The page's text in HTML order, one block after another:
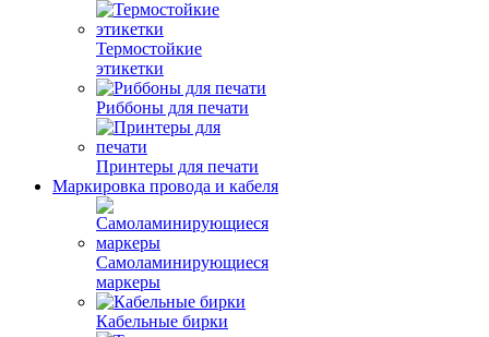
Термостойкие
этикетки
Риббоны для печати
Принтеры для печати
Маркировка провода и кабеля
Самоламинирующиеся
маркеры
Кабельные бирки